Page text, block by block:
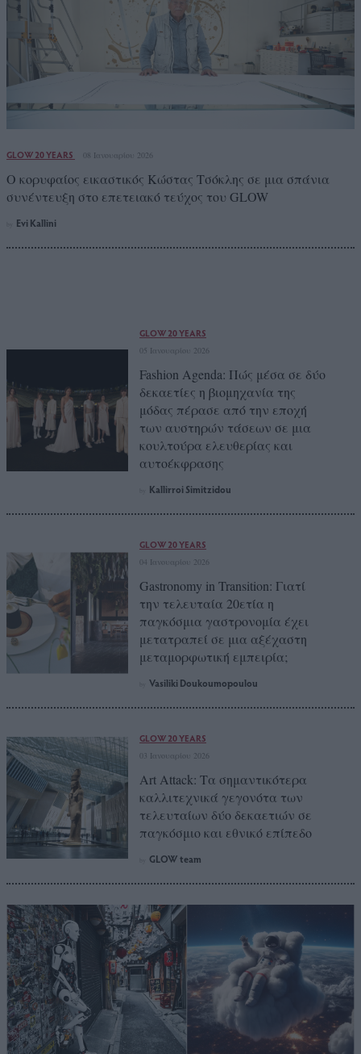
GLOW 20 YEARS 08 Ιανουαρίου 2026
Ο κορυφαίος εικαστικός Κώστας Τσόκλης σε μια σπάνια
συνέντευξη στο επετειακό τεύχος του GLOW
Evi Kallini
GLOW 20 YEARS
05 Ιανουαρίου 2026
Fashion Agenda: Πώς μέσα σε δύο
δεκαετίες η βιομηχανία της
μόδας πέρασε από την εποχή
των αυστηρών τάσεων σε μια
κουλτούρα ελευθερίας και
αυτοέκφρασης
Kallirroi Simitzidou
GLOW 20 YEARS
04 Ιανουαρίου 2026
Gastronomy in Transition: Γιατί
την τελευταία 20ετία η
παγκόσμια γαστρονομία έχει
μετατραπεί σε μια αξέχαστη
μεταμορφωτική εμπειρία;
Vasiliki Doukoumopoulou
GLOW 20 YEARS
03 Ιανουαρίου 2026
Art Attack: Τα σημαντικότερα
καλλιτεχνικά γεγονότα των
τελευταίων δύο δεκαετιών σε
παγκόσμιο και εθνικό επίπεδο
GLOW team